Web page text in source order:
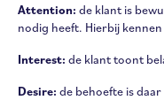
Attention: de klant is
nodig heeft. Hierbij
Interest: de klant toont
Desire: de behoefte is